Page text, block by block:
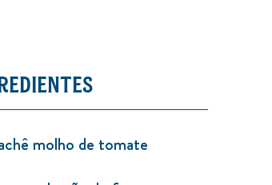
molho de tomate